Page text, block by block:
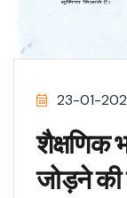
23-01-
शैक्षणिक
जोड़ने